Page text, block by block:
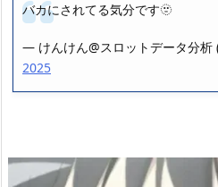
バカにされてる気分です🫥
— けんけん@スロットデータ分
2025